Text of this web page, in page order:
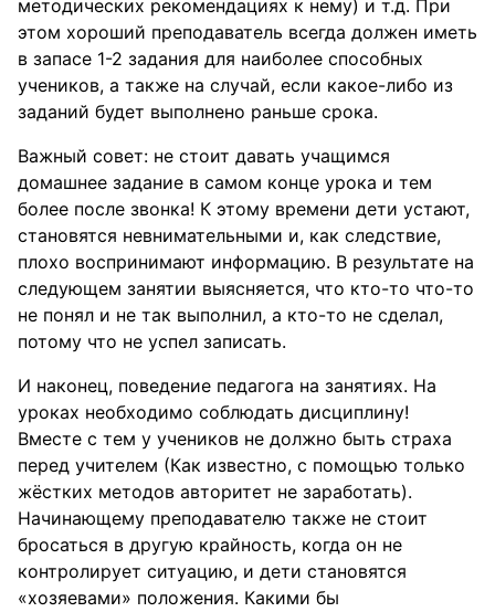
методических рекомендациях к нему) и т.д. При
этом хороший преподаватель всегда должен иметь
в запасе 1-2 задания для наиболее способных
учеников, а также на случай, если какое-либо из
заданий будет выполнено раньше срока.
Важный совет: не стоит давать учащимся
домашнее задание в самом конце урока и тем
более после звонка! К этому времени дети устают,
становятся невнимательными и, как следствие,
плохо воспринимают информацию. В результате на
следующем занятии выясняется, что кто-то что-то
не понял и не так выполнил, а кто-то не сделал,
потому что не успел записать.
И наконец, поведение педагога на занятиях. На
уроках необходимо соблюдать дисциплину!
Вместе с тем у учеников не должно быть страха
перед учителем (Как известно, с помощью только
жёстких методов авторитет не заработать).
Начинающему преподавателю также не стоит
бросаться в другую крайность, когда он не
контролирует ситуацию, и дети становятся
«хозяевами» положения. Какими бы